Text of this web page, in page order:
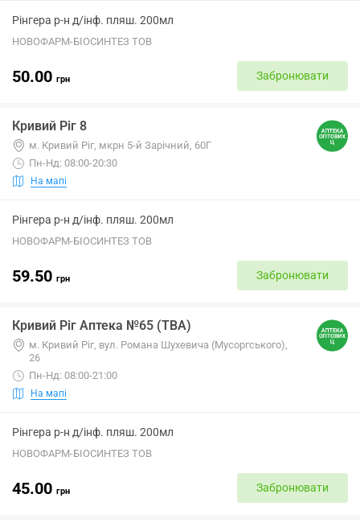
Рінгера р-н д/інф. пляш. 200мл
НОВОФАРМ-БІОСИНТЕЗ ТОВ
50.00 грн Забронювати
Кривий Ріг 8
м. Кривий Ріг, мкрн 5-й Зарічний, 60Г
Пн-Нд: 08:00-20:30
На мапі
Рінгера р-н д/інф. пляш. 200мл
НОВОФАРМ-БІОСИНТЕЗ ТОВ
59.50 грн Забронювати
Кривий Ріг Аптека №65 (ТВА)
м. Кривий Ріг, вул. Романа Шухевича (Мусоргського),
26
Пн-Нд: 08:00-21:00
На мапі
Рінгера р-н д/інф. пляш. 200мл
НОВОФАРМ-БІОСИНТЕЗ ТОВ
45.00 грн Забронювати